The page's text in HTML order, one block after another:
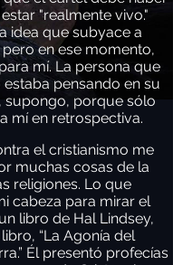
"realmente vivo."
idea que subyace a
en ese momento,
mí. La persona que
estaba pensando en su
supongo, porque sólo
mí en retrospectiva.
el cristianismo me
muchas cosas de la
religiones. Lo que
cabeza para mirar el
libro de Hal Lindsey,
“La Agonía del
Él presentó profecías